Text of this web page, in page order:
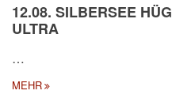
12.08. SILBERSEE
ULTRA
…
MEHR